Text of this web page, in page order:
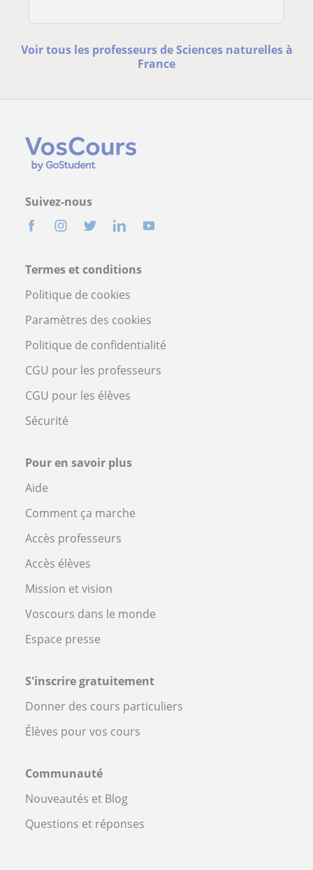
Voir tous les professeurs de Sciences naturelles à
France
Suivez-nous
Termes et conditions
Politique de cookies
Paramètres des cookies
Politique de confidentialité
CGU pour les professeurs
CGU pour les élèves
Sécurité
Pour en savoir plus
Aide
Comment ça marche
Accès professeurs
Accès élèves
Mission et vision
Voscours dans le monde
Espace presse
S'inscrire gratuitement
Donner des cours particuliers
Élèves pour vos cours
Communauté
Nouveautés et Blog
Questions et réponses